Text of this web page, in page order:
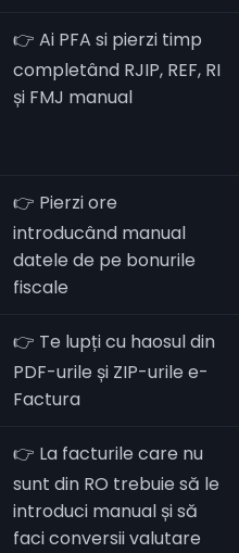
👉 Ai PFA si pierzi timp
completând RJIP, REF, RI
și FMJ manual
👉 Pierzi ore
introducând manual
datele de pe bonurile
fiscale
👉 Te lupți cu haosul din
PDF-urile și ZIP-urile e-
Factura
👉 La facturile care nu
sunt din RO trebuie să le
introduci manual și să
faci conversii valutare